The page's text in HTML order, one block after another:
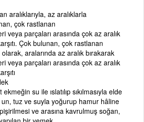
aralıklarıyla, az aralıklarla
çok rastlanan
veya parçaları arasında çok az aralık
Çok bulunan, çok rastlanan
olarak, aralarında az aralık bırakarak
veya parçaları arasında çok az aralık
ekmeğin su ile ıslatılıp sıkılmasıyla elde
tuz ve suyla yoğurup hamur hâline
ve arasına kavrulmuş soğan,